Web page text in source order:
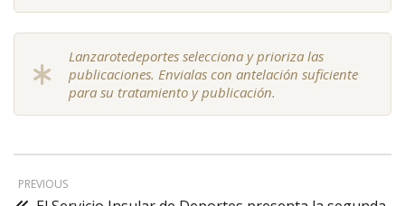
Lanzarotedeportes selecciona y prioriza las
publicaciones. Envialas con antelación suficiente
para su tratamiento y publicación.
PREVIOUS